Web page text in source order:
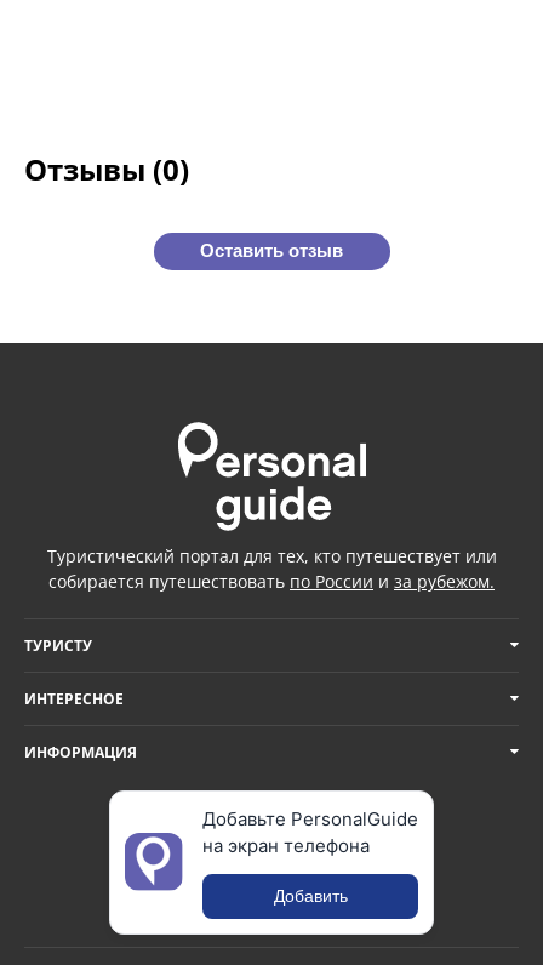
Отзывы (0)
Оставить отзыв
Туристический портал для тех, кто путешествует или
собирается путешествовать по России и за рубежом.
ТУРИСТУ
ИНТЕРЕСНОЕ
ИНФОРМАЦИЯ
Добавьте PersonalGuide
на экран телефона
Добавить